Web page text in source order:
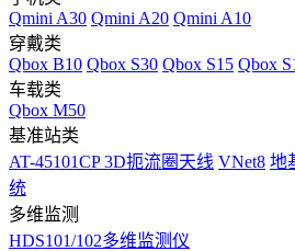
Qmini A30 Qmini A20 Qmini A10
穿戴类
Qbox B10 Qbox S30 Qbox S15 Qbox
车载类
Qbox M50
基准站类
AT-45101CP 3D扼流圈天线 VNet8 地
统
多维监测
HDS101/102多维监测仪